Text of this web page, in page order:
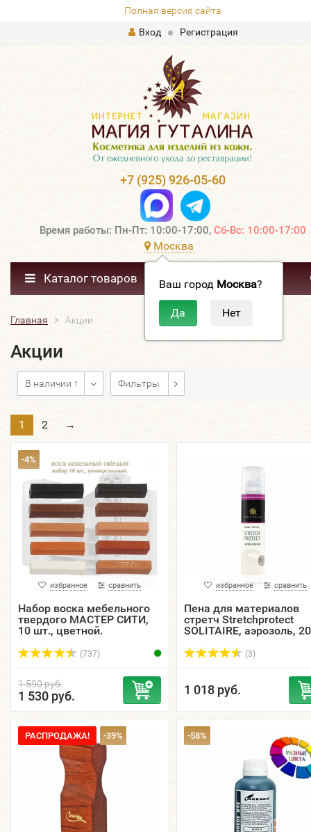
Полная версия сайта
Вход
Регистрация
+7 (925) 926-05-60
Время работы: Пн-Пт: 10:00-17:00, Сб-Вс: 10:00-17:00
Москва
Ваш город Москва?
Каталог товаров
Главная Акции
Акции
В наличии ↑ Фильтры
1 2 →
-4%
избранное сравнить
Набор воска мебельного
твердого МАСТЕР СИТИ,
10 шт., цветной.
(737)
1 590 руб.
1 530 руб.
избранное сравнить
Пена для материалов
стретч Stretchprotect
SOLITAIRE, аэрозоль,
(3)
1 018 руб.
РАСПРОДАЖА! -39% -58%